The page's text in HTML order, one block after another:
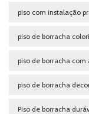
piso com instalação
piso de borracha
piso de borracha
piso de borracha
Piso de borracha